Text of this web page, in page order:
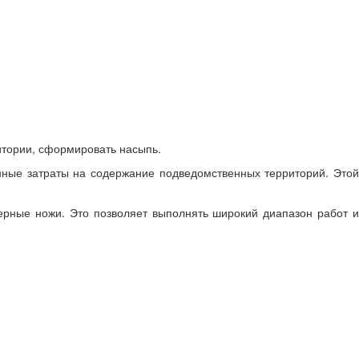
сформировать насыпь.
затраты на содержание подведомственных территорий. Этой
ножи. Это позволяет выполнять широкий диапазон работ и